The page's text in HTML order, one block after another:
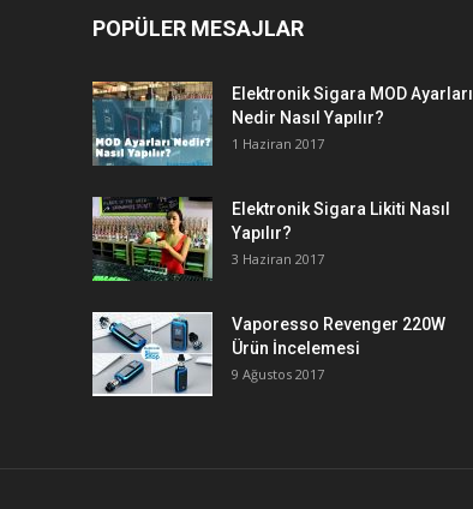
POPÜLER MESAJLAR
Elektronik Sigara MOD Ayarları
Nedir Nasıl Yapılır?
1 Haziran 2017
Elektronik Sigara Likiti Nasıl
Yapılır?
3 Haziran 2017
Vaporesso Revenger 220W
Ürün İncelemesi
9 Ağustos 2017